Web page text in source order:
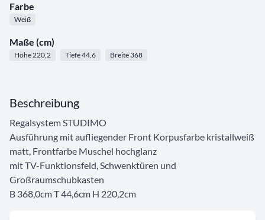
Farbe
Weiß
Maße (cm)
Höhe 220,2 Tiefe 44,6 Breite 368
Beschreibung
Regalsystem STUDIMO
Ausführung mit aufliegender Front Korpusfarbe kristallweiß
matt, Frontfarbe Muschel hochglanz
mit TV-Funktionsfeld, Schwenktüren und
Großraumschubkasten
B 368,0cm T 44,6cm H 220,2cm